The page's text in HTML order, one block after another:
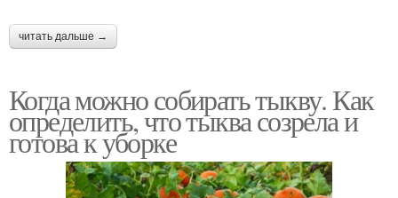
читать дальше →
Когда можно собирать тыкву. Как
определить, что тыква созрела и
готова к уборке